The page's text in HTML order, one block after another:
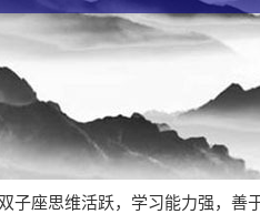
子座思维活跃，学习能力强，善